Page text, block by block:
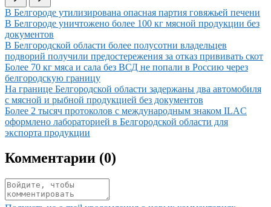
Иллюстрация новости
В Белгороде утилизирована опасная партия говяжьей печени
Иллюстрация новости
В Белгороде уничтожено более 100 кг мясной продукции без
документов
Иллюстрация новости
В Белгородской области более полусотни владельцев
подворий получили предостережения за отказ прививать скот
Иллюстрация новости
Более 70 кг мяса и сала без ВСД не попали в Россию через
белгородскую границу
Иллюстрация новости
На границе Белгородской области задержаны два автомобиля
с мясной и рыбной продукцией без документов
Иллюстрация новости
Более 2 тысяч протоколов с международным знаком ILAC
оформлено лабораторией в Белгородской области для
экспорта продукции
Комментарии (0)